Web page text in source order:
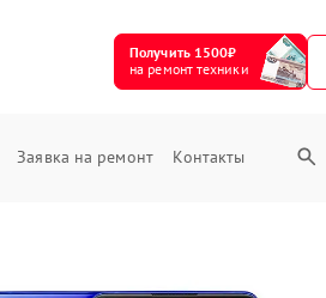
Получить 1500₽
на ремонт техники
Заявка на ремонт Контакты